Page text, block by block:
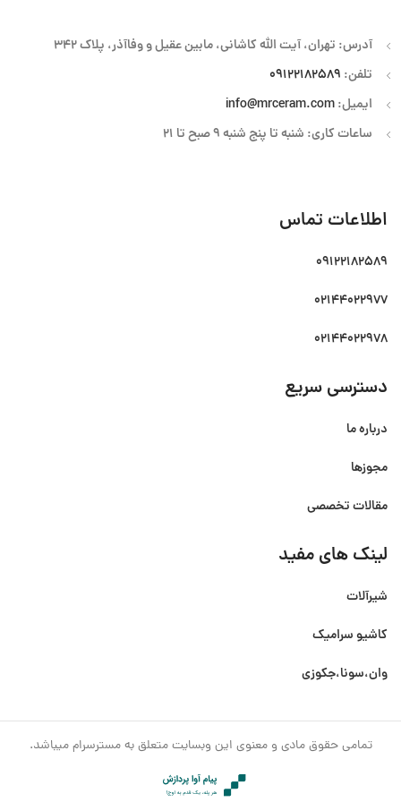
آدرس: تهران، آیت الله کاشانی، مابین عقیل و وفاآذر، پلاک 342
تلفن: 09122182589
ایمیل:info@mrceram.com
ساعات کاری: شنبه تا پنج شنبه 9 صبح تا 21
اطلاعات تماس
09122182589
02144022977
02144022978
دسترسی سریع
درباره ما
مجوزها
مقالات تخصصی
لینک های مفید
شیرآلات
کاشیو سرامیک
وان،سونا،جکوزی
تمامی حقوق مادی و معنوی این وبسایت متعلق به مسترسرام میباشد.